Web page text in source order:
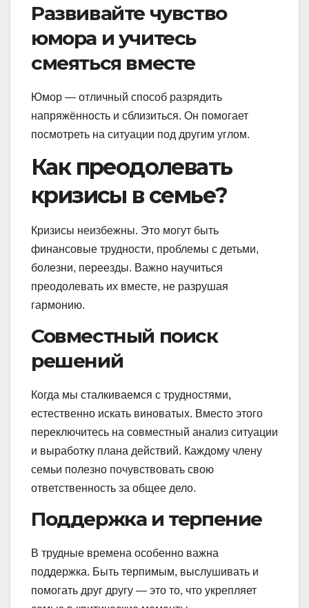
Развивайте чувство
юмора и учитесь
смеяться вместе
Юмор — отличный способ разрядить
напряжённость и сблизиться. Он помогает
посмотреть на ситуации под другим углом.
Как преодолевать
кризисы в семье?
Кризисы неизбежны. Это могут быть
финансовые трудности, проблемы с детьми,
болезни, переезды. Важно научиться
преодолевать их вместе, не разрушая
гармонию.
Совместный поиск
решений
Когда мы сталкиваемся с трудностями,
естественно искать виноватых. Вместо этого
переключитесь на совместный анализ ситуации
и выработку плана действий. Каждому члену
семьи полезно почувствовать свою
ответственность за общее дело.
Поддержка и терпение
В трудные времена особенно важна
поддержка. Быть терпимым, выслушивать и
помогать друг другу — это то, что укрепляет